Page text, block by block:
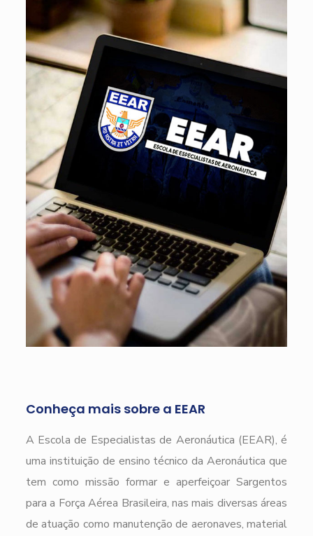
Conheça mais sobre a EEAR
A Escola de Especialistas de Aeronáutica (EEAR), é
uma instituição de ensino técnico da Aeronáutica que
tem como missão formar e aperfeiçoar Sargentos
para a Força Aérea Brasileira, nas mais diversas áreas
de atuação como manutenção de aeronaves, material